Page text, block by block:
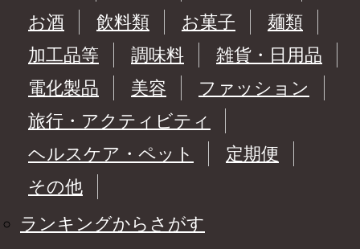
お酒
飲料類 お菓子
麺類
加工品等
調味料
雑貨・日用品
電化製品
美容
ファッション
旅行・アクティビティ
ヘルスケア・ペット
定期便
その他
ランキングからさがす